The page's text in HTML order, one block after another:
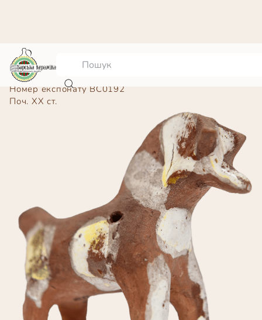
Іграшка “Коник”
Номер експонату ВС0192
Поч. ХХ ст.